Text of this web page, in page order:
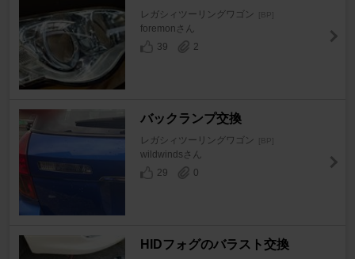
レガシィツーリングワゴン [BP]
foremonさん
39
2
バックランプ交換
レガシィツーリングワゴン [BP]
wildwindsさん
29
0
HIDフォグのバラスト交換